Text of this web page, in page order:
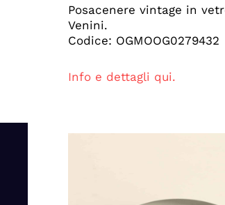
Posacenere vintage in
Venini.
Codice: OGMOOG0279432
Info e dettagli qui.